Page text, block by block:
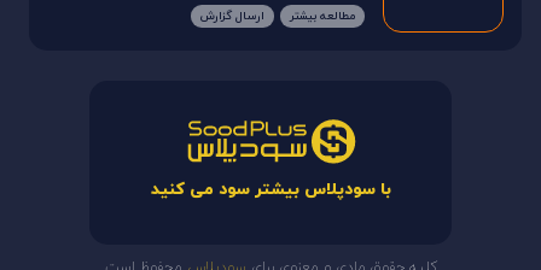
مطالعه بیشتر ارسال گزارش
با سودپلاس بیشتر سود می کنید